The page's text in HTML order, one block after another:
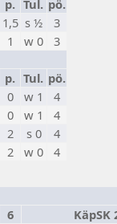
p. Tul. pö.
1,5 s ½
3
1 w 0
3
p. Tul. pö.
0 w 1
4
0 w 1
4
2 s 0
4
2 w 0 4
6
KäpSK